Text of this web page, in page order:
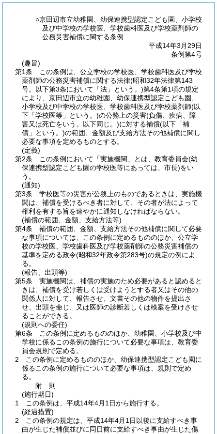
○京田辺市立幼稚園、幼保連携型認定こども園、小学校
及び中学校の学校医、学校歯科医及び学校薬剤師の
公務災害補償に関する条例
平成14年3月29日
条例第4号
(趣旨)
第1条
この条例は、公立学校の学校医、学校歯科医及び学校
薬剤師の公務災害補償に関する法律(昭和32年法律第143
号。以下第3条において「法」という。)第4条第1項の規定
により、京田辺市立の幼稚園、幼保連携型認定こども園、
小学校及び中学校の学校医、学校歯科医及び学校薬剤師(以
下「学校医等」という。)の公務上の災害(負傷、疾病、障
害又は死亡をいう。以下同じ。)に対する補償(以下「補
償」という。)の範囲、金額及び支給方法その他補償に関し
必要な事項を定めるものとする。
(定義)
第2条
この条例において「実施機関」とは、教育委員会(幼
保連携型認定こども園の学校医等にあっては、市長)をい
う。
(通知)
第3条
学校医等の災害が公務上のものであるときは、実施機
関は、補償を受けるべき者に対して、その者が法によって
権利を有する旨を速やかに通知しなければならない。
(補償の範囲、金額、支給方法等)
第4条
補償の範囲、金額、支給方法その他補償に関して必要
な事項については、この条例に定めるもののほか、公立学
校の学校医、学校歯科医及び学校薬剤師の公務災害補償の
基準を定める政令(昭和32年政令第283号)の規定の例によ
る。
(報告、出頭等)
第5条
実施機関は、補償の実施のため必要があると認めると
きは、補償を受け若しくは受けようとする者又はその他の
関係人に対して、報告させ、文書その他の物件を提出さ
せ、出頭を命じ、又は医師の診断若しくは検案を受けさせ
ることができる。
(規則への委任)
第6条
この条例に定めるもののほか、幼稚園、小学校及び中
学校に係るこの条例の施行について必要な事項は、教育委
員会規則で定める。
2
この条例に定めるもののほか、幼保連携型認定こども園に
係るこの条例の施行について必要な事項は、規則で定め
る。
附 則
(施行期日)
1
この条例は、平成14年4月1日から施行する。
(経過措置)
2
この条例の規定は、平成14年4月1日以後に支給すべき事
由が生じた補償並びに同日前に支給すべき事由が生じた傷